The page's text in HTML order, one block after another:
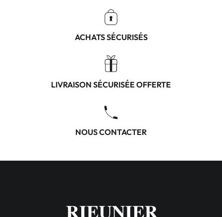
ACHATS SÉCURISÉS
LIVRAISON SÉCURISÉE OFFERTE
NOUS CONTACTER